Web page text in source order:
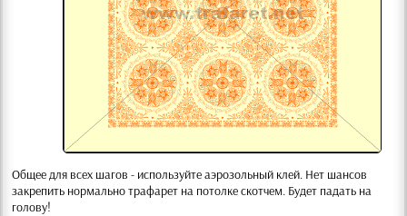
Общее для всех шагов - используйте аэрозольный клей. Нет шансов
закрепить нормально трафарет на потолке скотчем. Будет падать на
голову!